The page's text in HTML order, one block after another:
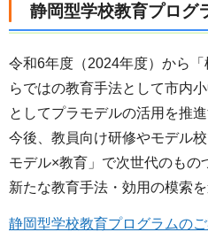
静岡型学校教育プログ
令和6年度（2024年度）から
らではの教育手法として市内
としてプラモデルの活用を推
今後、教員向け研修やモデル
モデル×教育」で次世代のもの
新たな教育手法・効用の模索を
静岡型学校教育プログラムの